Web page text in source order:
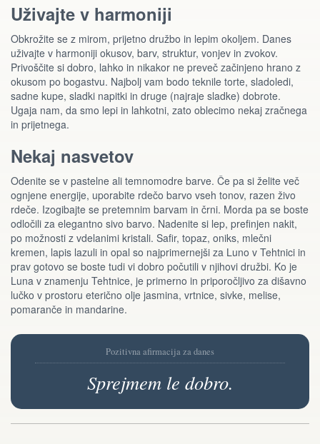
Uživajte v harmoniji
Obkrožite se z mirom, prijetno družbo in lepim okoljem. Danes
uživajte v harmoniji okusov, barv, struktur, vonjev in zvokov.
Privoščite si dobro, lahko in nikakor ne preveč začinjeno hrano z
okusom po bogastvu. Najbolj vam bodo teknile torte, sladoledi,
sadne kupe, sladki napitki in druge (najraje sladke) dobrote.
Ugaja nam, da smo lepi in lahkotni, zato oblecimo nekaj zračnega
in prijetnega.
Nekaj nasvetov
Odenite se v pastelne ali temnomodre barve. Če pa si želite več
ognjene energije, uporabite rdečo barvo vseh tonov, razen živo
rdeče. Izogibajte se pretemnim barvam in črni. Morda pa se boste
odločili za elegantno sivo barvo. Nadenite si lep, prefinjen nakit,
po možnosti z vdelanimi kristali. Safir, topaz, oniks, mlečni
kremen, lapis lazuli in opal so najprimernejši za Luno v Tehtnici in
prav gotovo se boste tudi vi dobro počutili v njihovi družbi. Ko je
Luna v znamenju Tehtnice, je primerno in priporočljivo za dišavno
lučko v prostoru eterično olje jasmina, vrtnice, sivke, melise,
pomaranče in mandarine.
Pozitivna afirmacija za danes
Sprejmem le dobro.